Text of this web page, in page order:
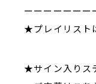
ーーーーーー
★プレイリスト
★サイン入りス